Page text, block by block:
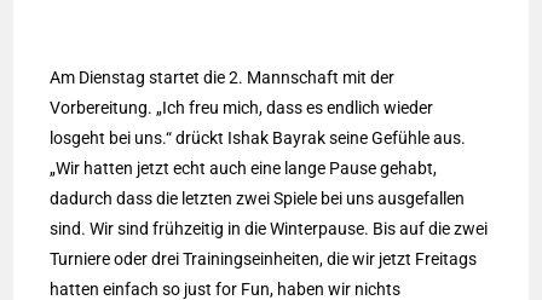
Am Dienstag startet die 2. Mannschaft mit der
Vorbereitung. „Ich freu mich, dass es endlich wieder
losgeht bei uns.“ drückt Ishak Bayrak seine Gefühle aus.
„Wir hatten jetzt echt auch eine lange Pause gehabt,
dadurch dass die letzten zwei Spiele bei uns ausgefallen
sind. Wir sind frühzeitig in die Winterpause. Bis auf die zwei
Turniere oder drei Trainingseinheiten, die wir jetzt Freitags
hatten einfach so just for Fun, haben wir nichts